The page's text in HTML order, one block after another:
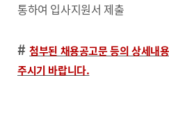
통하여 입사지원서 제출
#첨부된 채용공고문 등의 상세내
주시기 바랍니다.